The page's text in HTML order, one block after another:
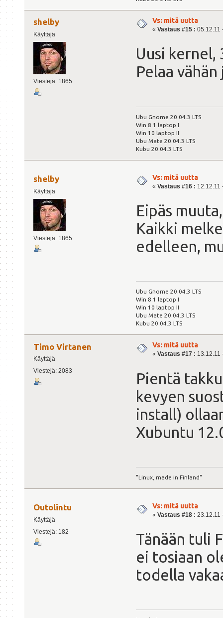
shelby
Käyttäjä
Viestejä: 1865
Vs: mitä uutta
« Vastaus #15 : 05.12.11
Uusi kernel,
Pelaa
Ubu Gnome 20.04.3 LTS
Win 8.1 laptop I
Win 10 laptop II
Ubu Mate 20.04.3 LTS
Kubu 20.04.3 LTS
shelby
Käyttäjä
Viestejä: 1865
Vs: mitä uutta
« Vastaus #16 : 12.12.11
Eipäs
Kaikki
edelleen,
Ubu Gnome 20.04.3 LTS
Win 8.1 laptop I
Win 10 laptop II
Ubu Mate 20.04.3 LTS
Kubu 20.04.3 LTS
Timo Virtanen
Käyttäjä
Viestejä: 2083
Vs: mitä uutta
« Vastaus #17 : 13.12.11
Pientä
kevyen
install)
Xubuntu
"Linux, made in Finland"
Outolintu
Käyttäjä
Viestejä: 182
Vs: mitä uutta
« Vastaus #18 : 23.12.11
Tänään tuli
ei tosiaan
todella